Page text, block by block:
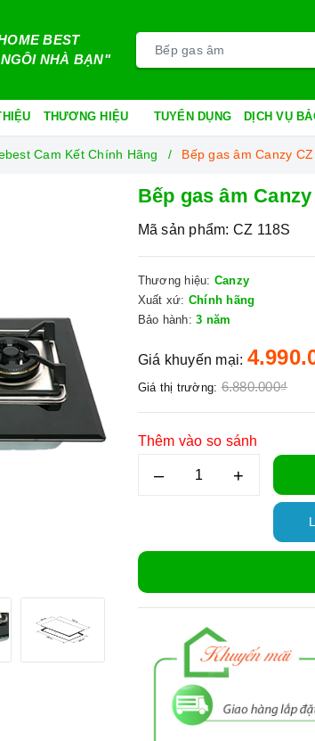
BEST
NHÀ BẠN"
THƯƠNG HIỆU TUYỂN DỤNG DỊCH VỤ
Cam Kết Chính Hãng Bếp gas âm Canzy
Bếp gas âm Canzy
Mã sản phẩm: CZ 118S
Thương hiệu: Canzy
Xuất xứ: Chính hãng
Bảo hành: 3 năm
Giá khuyến mại:
Giá thị trường: 6.880.000₫
Thêm vào so sánh
– +